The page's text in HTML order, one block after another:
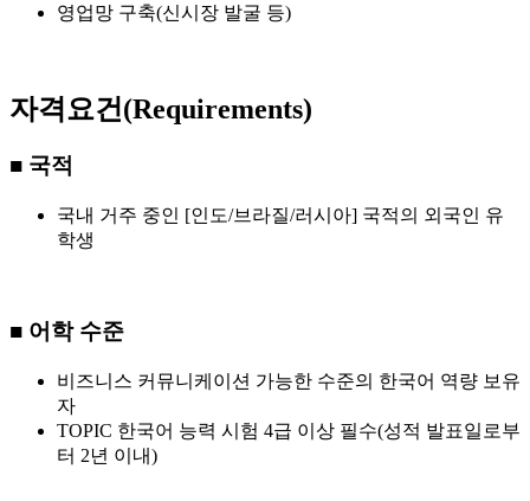
영업망 구축(신시장 발굴 등)
자격요건(Requirements)
■ 국적
국내 거주 중인 [인도/브라질/러시아] 국적의 외국인 유
학생
■ 어학 수준
비즈니스 커뮤니케이션 가능한 수준의 한국어 역량 보유
자
TOPIC 한국어 능력 시험 4급 이상 필수(성적 발표일로부
터 2년 이내)